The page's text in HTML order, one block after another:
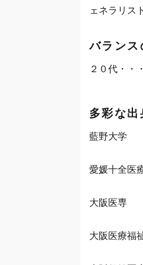
ェネラリス
バランス
２０代・
多彩な出
藍野大学
愛媛十全医
大阪医専
大阪医療福